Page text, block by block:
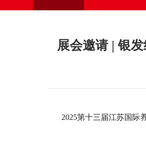
展会邀请 | 银
2025第十三届江苏国际